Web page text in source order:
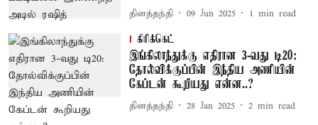
தினத்தந்தி 09 Jun 2025 1 min read
கிரிக்கெட்
இங்கிலாந்துக்கு எதிரான 3-வது டி20:
தோல்விக்குப்பின் இந்திய அணியின்
கேப்டன் கூறியது என்ன..?
தினத்தந்தி 28 Jan 2025 2 min read